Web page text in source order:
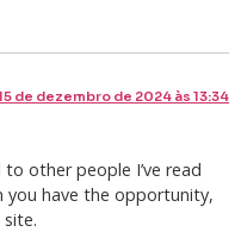
de dezembro de 2024 às 13:34
other people I’ve read
have the opportunity,